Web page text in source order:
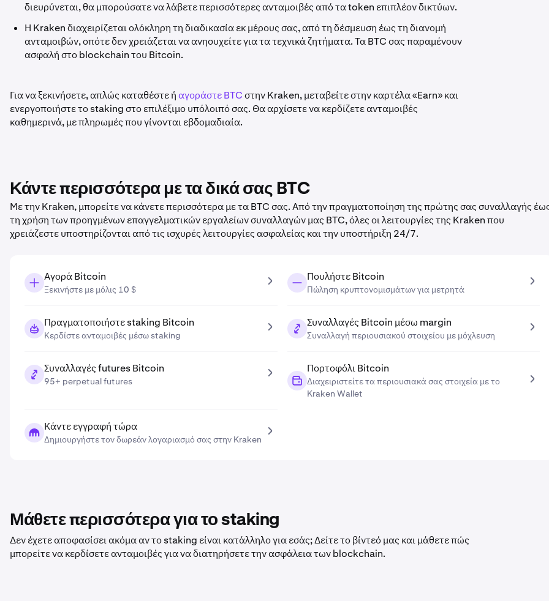
διευρύνεται, θα μπορούσατε να λάβετε περισσότερες ανταμοιβές από τα token επιπλέον δικτύων.
Η Kraken διαχειρίζεται ολόκληρη τη διαδικασία εκ μέρους σας, από τη δέσμευση έως τη διανομή
ανταμοιβών, οπότε δεν χρειάζεται να ανησυχείτε για τα τεχνικά ζητήματα. Τα BTC σας παραμένουν
ασφαλή στο blockchain του Bitcoin.
Για να ξεκινήσετε, απλώς καταθέστε ήαγοράστε BTCστην Kraken, μεταβείτε στην καρτέλα «Earn» και
ενεργοποιήστε το staking στο επιλέξιμο υπόλοιπό σας. Θα αρχίσετε να κερδίζετε ανταμοιβές
καθημερινά, με πληρωμές που γίνονται εβδομαδιαία.
Κάντε περισσότερα με τα δικά σας BTC
Με την Kraken, μπορείτε να κάνετε περισσότερα με τα BTC σας. Από την πραγματοποίηση της πρώτης σας συναλλαγής
τη χρήση των προηγμένων επαγγελματικών εργαλείων συναλλαγών μας BTC, όλες οι λειτουργίες της Kraken που
χρειάζεστε υποστηρίζονται από τις ισχυρές λειτουργίες ασφαλείας και την υποστήριξη 24/7.
Αγορά Bitcoin
Ξεκινήστε με μόλις 10 $
Πουλήστε Bitcoin
Πώληση κρυπτονομισμάτων για μετρητά
Πραγματοποιήστε staking Bitcoin
Κερδίστε ανταμοιβές μέσω staking
Συναλλαγές Bitcoin μέσω margin
Συναλλαγή περιουσιακού στοιχείου με μόχλευση
Συναλλαγές futures Bitcoin
95+ perpetual futures
Πορτοφόλι Bitcoin
Διαχειριστείτε τα περιουσιακά σας στοιχεία με το
Kraken Wallet
Κάντε εγγραφή τώρα
Δημιουργήστε τον δωρεάν λογαριασμό σας στην Kraken
Μάθετε περισσότερα για το staking
Δεν έχετε αποφασίσει ακόμα αν το staking είναι κατάλληλο για εσάς; Δείτε το βίντεό μας και μάθετε πώς
μπορείτε να κερδίσετε ανταμοιβές για να διατηρήσετε την ασφάλεια των blockchain.